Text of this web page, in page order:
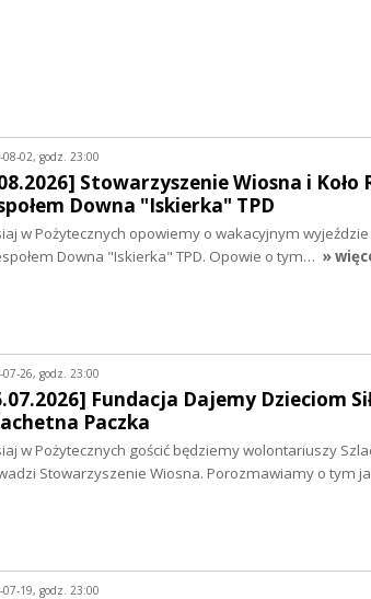
08-02, godz. 23:00
Stowarzyszenie Wiosna i Koło
Downa "Iskierka" TPD
w Pożytecznych opowiemy o wakacyjnym wyjeździe
Downa "Iskierka" TPD. Opowie o tym… »
07-26, godz. 23:00
Fundacja Dajemy Dzieciom
Paczka
w Pożytecznych gościć będziemy wolontariuszy
Stowarzyszenie Wiosna. Porozmawiamy o tym
07-19, godz. 23:00